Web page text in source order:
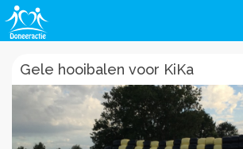
Gele hooibalen voor KiKa